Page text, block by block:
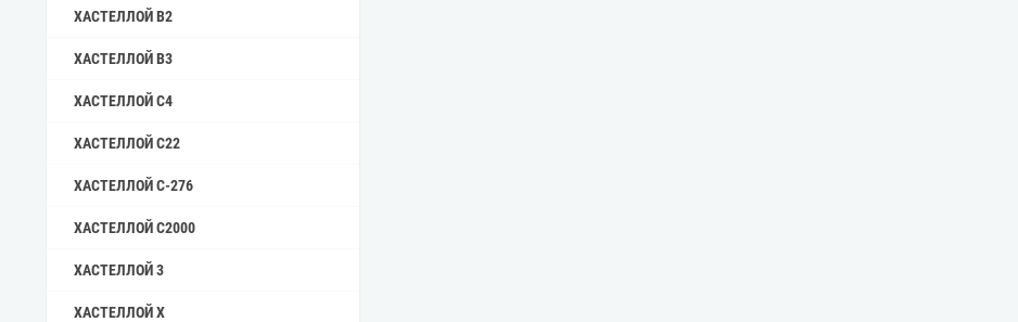
ХАСТЕЛЛОЙ B2
ХАСТЕЛЛОЙ B3
ХАСТЕЛЛОЙ C4
ХАСТЕЛЛОЙ C22
ХАСТЕЛЛОЙ C-276
ХАСТЕЛЛОЙ C2000
ХАСТЕЛЛОЙ 3
ХАСТЕЛЛОЙ X